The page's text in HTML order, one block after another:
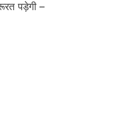
पड़ेगी –